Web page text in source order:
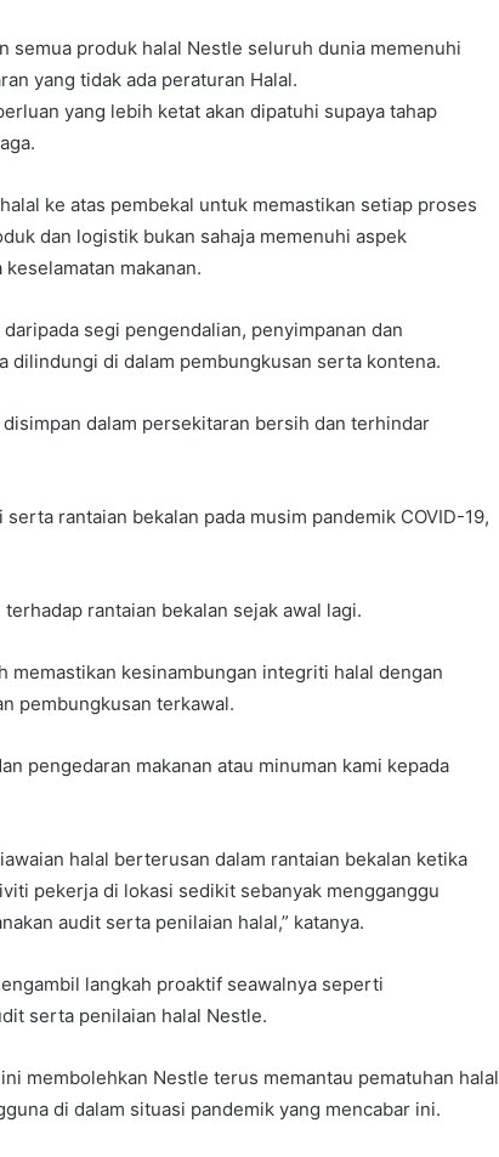
semua produk halal Nestle seluruh dunia memenuhi
yang tidak ada peraturan Halal.
yang lebih ketat akan dipatuhi supaya tahap
ke atas pembekal untuk memastikan setiap proses
dan logistik bukan sahaja memenuhi aspek
makanan.
segi pengendalian, penyimpanan dan
dilindungi di dalam pembungkusan serta kontena.
dalam persekitaran bersih dan terhindar
rantaian bekalan pada musim pandemik COVID-19,
rantaian bekalan sejak awal lagi.
memastikan kesinambungan integriti halal dengan
pembungkusan terkawal.
pengedaran makanan atau minuman kami kepada
halal berterusan dalam rantaian bekalan ketika
pekerja di lokasi sedikit sebanyak mengganggu
audit serta penilaian halal,” katanya.
langkah proaktif seawalnya seperti
serta penilaian halal Nestle.
membolehkan Nestle terus memantau pematuhan halal
di dalam situasi pandemik yang mencabar ini.